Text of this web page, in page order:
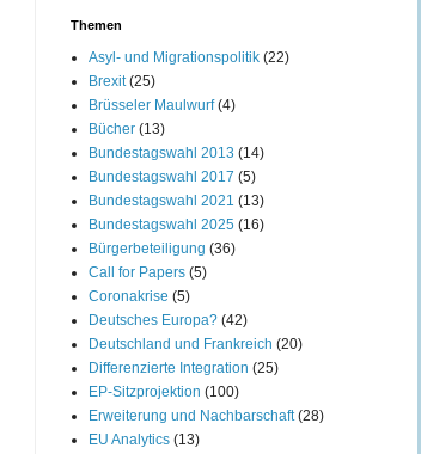
Themen
Asyl- und Migrationspolitik (22)
Brexit (25)
Brüsseler Maulwurf (4)
Bücher (13)
Bundestagswahl 2013 (14)
Bundestagswahl 2017 (5)
Bundestagswahl 2021 (13)
Bundestagswahl 2025 (16)
Bürgerbeteiligung (36)
Call for Papers (5)
Coronakrise (5)
Deutsches Europa? (42)
Deutschland und Frankreich (20)
Differenzierte Integration (25)
EP-Sitzprojektion (100)
Erweiterung und Nachbarschaft (28)
EU Analytics (13)